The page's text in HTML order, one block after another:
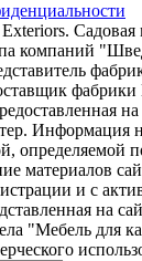
компаний
Информация
определяемой
материалов
и с
на
"Мебель для